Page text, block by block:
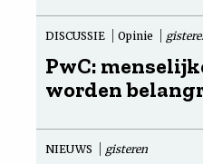
DISCUSSIE Opinie
PwC:
worden
NIEUWS gisteren